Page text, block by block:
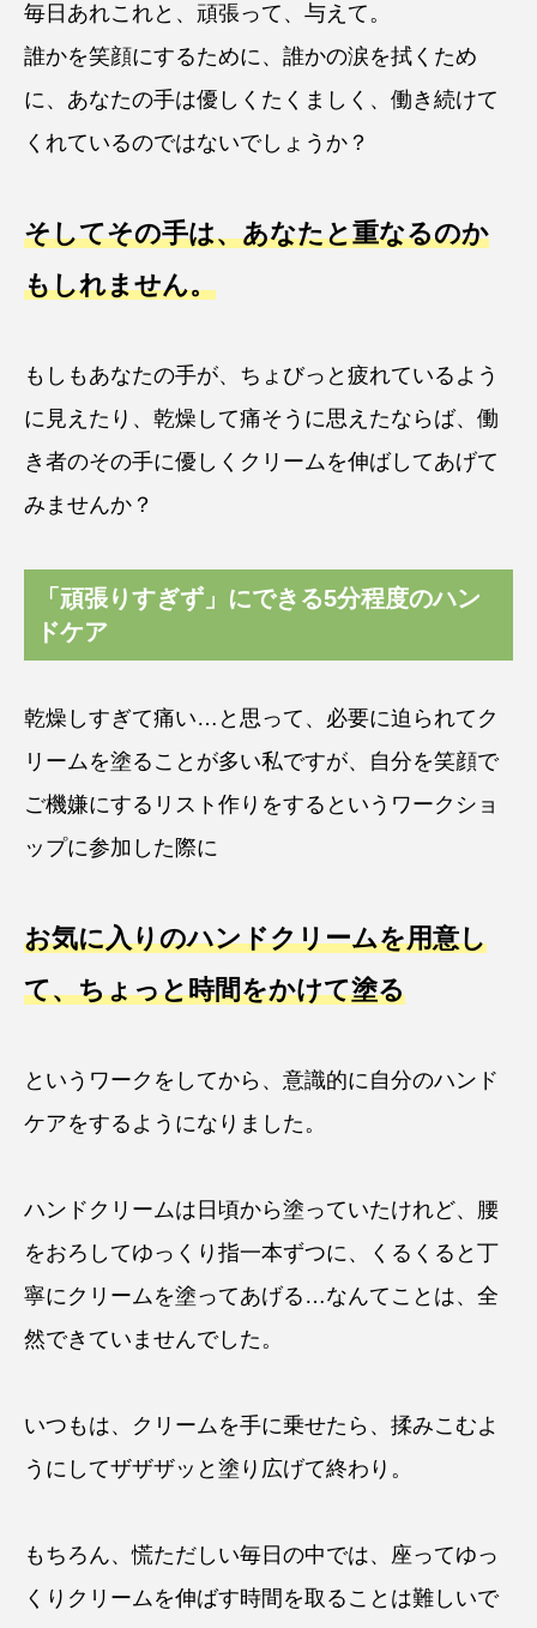
毎日あれこれと、頑張って、与えて。
誰かを笑顔にするために、誰かの涙を拭くため
に、あなたの手は優しくたくましく、働き続けて
くれているのではないでしょうか？
そしてその手は、あなたと重なるのか
もしれません。
もしもあなたの手が、ちょびっと疲れているよう
に見えたり、乾燥して痛そうに思えたならば、働
き者のその手に優しくクリームを伸ばしてあげて
みませんか？
「頑張りすぎず」にできる5分程度のハン
ドケア
乾燥しすぎて痛い…と思って、必要に迫られてク
リームを塗ることが多い私ですが、自分を笑顔で
ご機嫌にするリスト作りをするというワークショ
ップに参加した際に
お気に入りのハンドクリームを用意し
て、ちょっと時間をかけて塗る
というワークをしてから、意識的に自分のハンド
ケアをするようになりました。
ハンドクリームは日頃から塗っていたけれど、腰
をおろしてゆっくり指一本ずつに、くるくると丁
寧にクリームを塗ってあげる…なんてことは、全
然できていませんでした。
いつもは、クリームを手に乗せたら、揉みこむよ
うにしてザザザッと塗り広げて終わり。
もちろん、慌ただしい毎日の中では、座ってゆっ
くりクリームを伸ばす時間を取ることは難しいで